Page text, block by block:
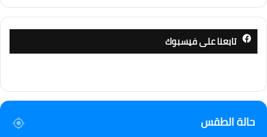
تابعنا على فيسبوك
حالة الطقس